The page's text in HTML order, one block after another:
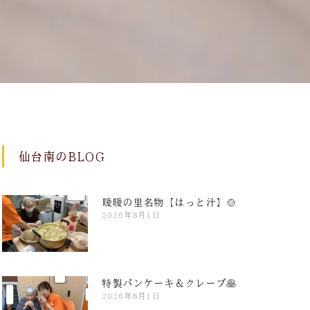
仙台南のBLOG
暖暖の里名物【はっと汁】🍲
2026年8月1日
特製パンケーキ＆クレープ🥞
2026年8月1日